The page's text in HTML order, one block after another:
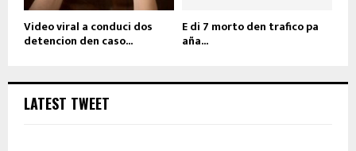
Video viral a conduci dos
detencion den caso...
E di 7 morto den trafico pa
aña...
LATEST TWEET